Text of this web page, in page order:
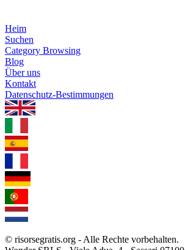
Heim
Suchen
Category Browsing
Blog
Über uns
Kontakt
Datenschutz-Bestimmungen
© risorsegratis.org - Alle Rechte vorbehalten.